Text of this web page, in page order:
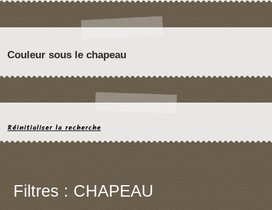
Couleur sous le chapeau
Réinitialiser la recherche
Filtres : CHAPEAU